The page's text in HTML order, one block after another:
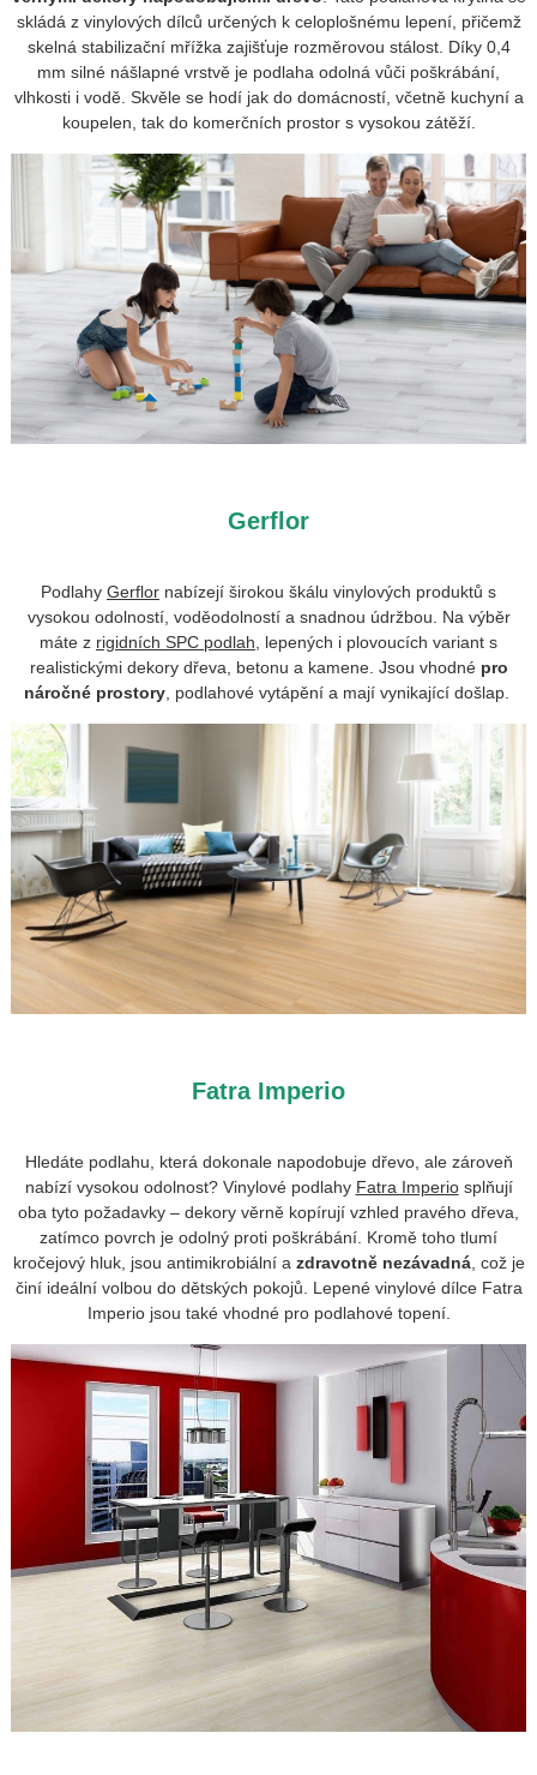
skládá z vinylových dílců určených k celoplošnému lepení, přičemž
skelná stabilizační mřížka zajišťuje rozměrovou stálost. Díky 0,4
mm silné nášlapné vrstvě je podlaha odolná vůči poškrábání,
vlhkosti i vodě. Skvěle se hodí jak do domácností, včetně kuchyní a
koupelen, tak do komerčních prostor s vysokou zátěží.
Gerflor
Podlahy Gerflor nabízejí širokou škálu vinylových produktů s
vysokou odolností, voděodolností a snadnou údržbou. Na výběr
máte z rigidních SPC podlah , lepených i plovoucích variant s
realistickými dekory dřeva, betonu a kamene. Jsou vhodné pro
náročné prostory, podlahové vytápění a mají vynikající došlap.
Fatra Imperio
Hledáte podlahu, která dokonale napodobuje dřevo, ale zároveň
nabízí vysokou odolnost? Vinylové podlahy Fatra Imperiosplňují
oba tyto požadavky – dekory věrně kopírují vzhled pravého dřeva,
zatímco povrch je odolný proti poškrábání. Kromě toho tlumí
kročejový hluk, jsou antimikrobiální a zdravotně nezávadná, což je
činí ideální volbou do dětských pokojů. Lepené vinylové dílce Fatra
Imperio jsou také vhodné pro podlahové topení.